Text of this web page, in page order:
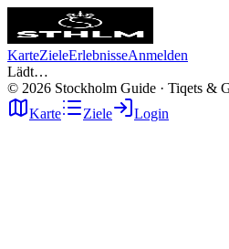
KarteZieleErlebnisseAnmelden
Lädt…
© 2026 Stockholm Guide · Tiqets &
Karte
Ziele Login